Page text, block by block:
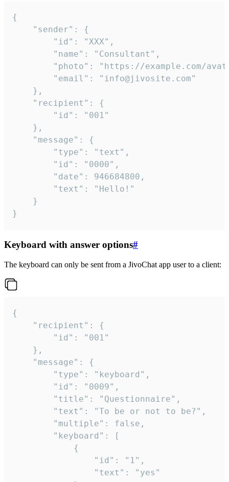
{
}
Keyboard with answer options#
The keyboard can only be sent from a JivoChat app user to a client:
{